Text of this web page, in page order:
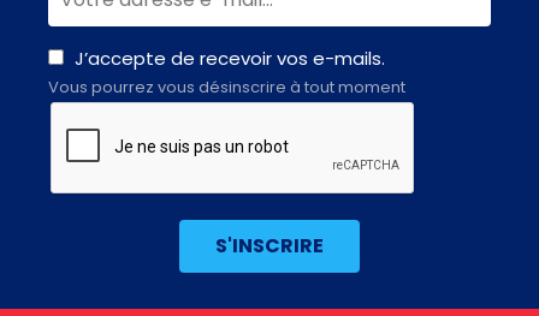
J’accepte de recevoir vos e-mails.
Vous pourrez vous désinscrire à tout moment